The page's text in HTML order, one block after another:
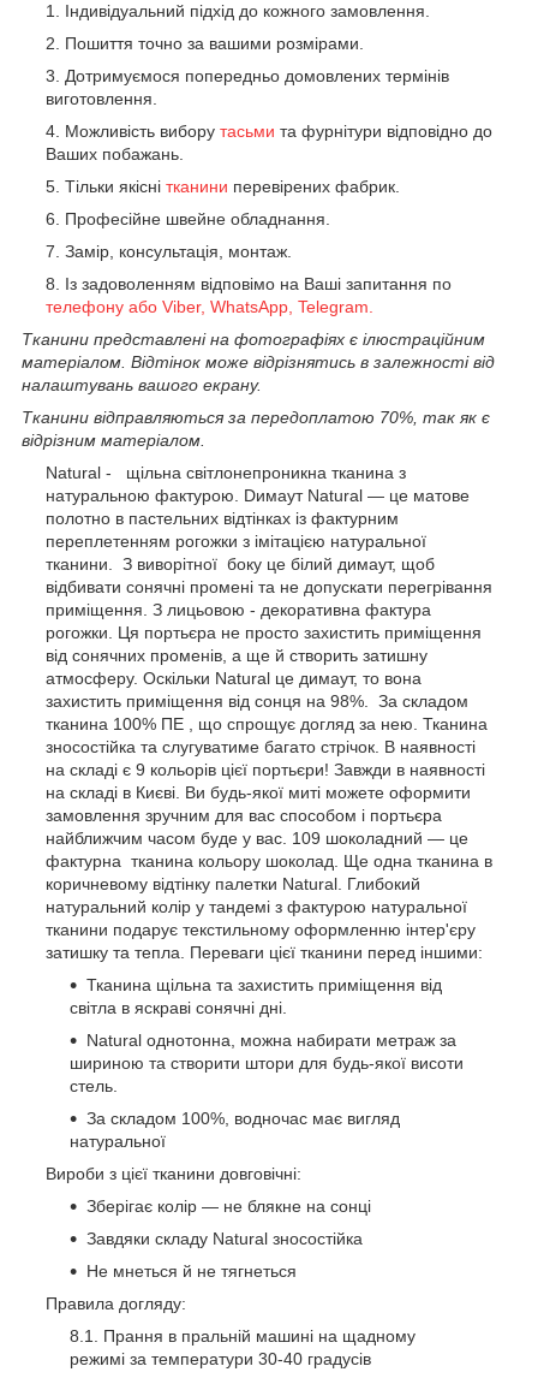
Індивідуальний підхід до кожного замовлення.
Пошиття точно за вашими розмірами.
Дотримуємося попередньо домовлених термінів
виготовлення.
Можливість вибору тасьми та фурнітури відповідно до
Ваших побажань.
Тільки якісні тканини перевірених фабрик.
Професійне швейне обладнання.
Замір, консультація, монтаж.
Із задоволенням відповімо на Ваші запитання по
телефону або Viber, WhatsApp, Telegram.
Тканини представлені на фотографіях є ілюстраційним
матеріалом. Відтінок може відрізнятись в залежності від
налаштувань вашого екрану.
Тканини відправляються за передоплатою 70%, так як є
відрізним матеріалом.
Natural - щільна світлонепроникна тканина з
натуральною фактурою. Dимаут Natural — це матове
полотно в пастельних відтінках із фактурним
переплетенням рогожки з імітацією натуральної
тканини. З виворітної боку це білий димаут, щоб
відбивати сонячні промені та не допускати перегрівання
приміщення. З лицьовою - декоративна фактура
рогожки. Ця портьєра не просто захистить приміщення
від сонячних променів, а ще й створить затишну
атмосферу. Оскільки Natural це димаут, то вона
захистить приміщення від сонця на 98%. За складом
тканина 100% ПЕ , що спрощує догляд за нею. Тканина
зносостійка та слугуватиме багато стрічок. В наявності
на складі є 9 кольорів цієї портьєри! Завжди в наявності
на складі в Києві. Ви будь-якої миті можете оформити
замовлення зручним для вас способом і портьєра
найближчим часом буде у вас. 109 шоколадний — це
фактурна тканина кольору шоколад. Ще одна тканина в
коричневому відтінку палетки Natural. Глибокий
натуральний колір у тандемі з фактурою натуральної
тканини подарує текстильному оформленню інтер'єру
затишку та тепла. Переваги цієї тканини перед іншими:
Тканина щільна та захистить приміщення від
світла в яскраві сонячні дні.
Natural однотонна, можна набирати метраж за
шириною та створити штори для будь-якої висоти
стель.
За складом 100%, водночас має вигляд
натуральної
Вироби з цієї тканини довговічні:
Зберігає колір — не блякне на сонці
Завдяки складу Natural зносостійка
Не мнеться й не тягнеться
Правила догляду:
Прання в пральній машині на щадному
режимі за температури 30-40 градусів